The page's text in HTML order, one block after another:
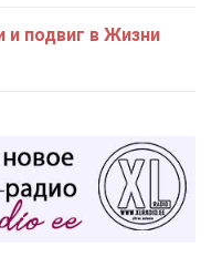
и подвиг в Жизни